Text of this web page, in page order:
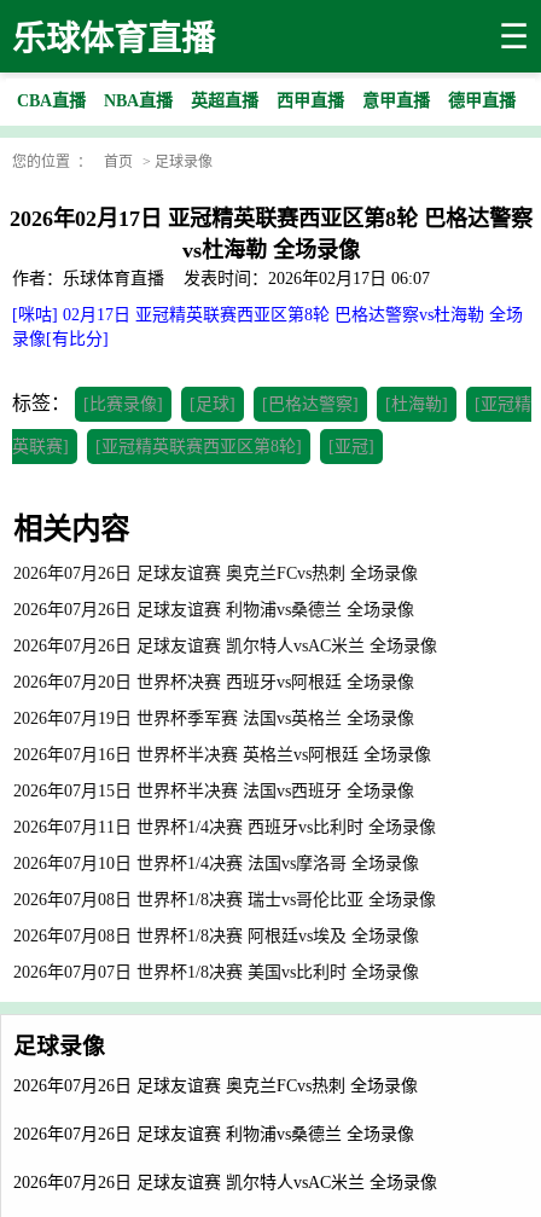
乐球体育直播 ☰
CBA直播 NBA直播 英超直播 西甲直播 意甲直播 德甲直播
您的位置 ： 首页 > 足球录像
2026年02月17日 亚冠精英联赛西亚区第8轮 巴格达警察
vs杜海勒 全场录像
作者：乐球体育直播
发表时间：2026年02月17日 06:07
[咪咕] 02月17日 亚冠精英联赛西亚区第8轮 巴格达警察vs杜海勒 全场
录像[有比分]
标签： [比赛录像] [足球] [巴格达警察] [杜海勒] [亚冠精
英联赛] [亚冠精英联赛西亚区第8轮] [亚冠]
相关内容
2026年07月26日 足球友谊赛 奥克兰FCvs热刺 全场录像
2026年07月26日 足球友谊赛 利物浦vs桑德兰 全场录像
2026年07月26日 足球友谊赛 凯尔特人vsAC米兰 全场录像
2026年07月20日 世界杯决赛 西班牙vs阿根廷 全场录像
2026年07月19日 世界杯季军赛 法国vs英格兰 全场录像
2026年07月16日 世界杯半决赛 英格兰vs阿根廷 全场录像
2026年07月15日 世界杯半决赛 法国vs西班牙 全场录像
2026年07月11日 世界杯1/4决赛 西班牙vs比利时 全场录像
2026年07月10日 世界杯1/4决赛 法国vs摩洛哥 全场录像
2026年07月08日 世界杯1/8决赛 瑞士vs哥伦比亚 全场录像
2026年07月08日 世界杯1/8决赛 阿根廷vs埃及 全场录像
2026年07月07日 世界杯1/8决赛 美国vs比利时 全场录像
足球录像
2026年07月26日 足球友谊赛 奥克兰FCvs热刺 全场录像
2026年07月26日 足球友谊赛 利物浦vs桑德兰 全场录像
2026年07月26日 足球友谊赛 凯尔特人vsAC米兰 全场录像